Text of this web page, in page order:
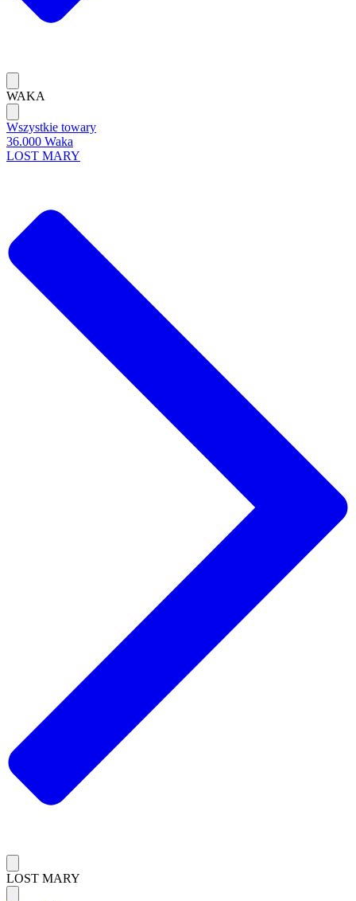
WAKA
Wszystkie towary
36.000 Waka
LOST MARY
LOST MARY